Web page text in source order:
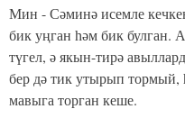
Мин - Сәминә исемле
бик уңган һәм бик булган.
түгел, ә якын-тирә
бер дә тик утырып тормый,
мавыга торган кеше.